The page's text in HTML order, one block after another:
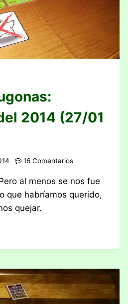
2014 (27/01
16 Comentarios
al menos se nos fue
que habríamos querido,
quejar.